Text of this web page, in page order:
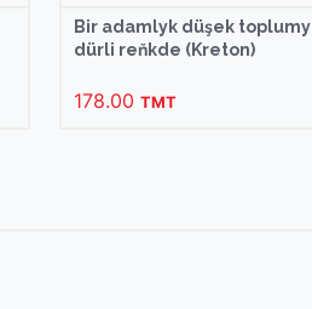
Bir adamlyk düşek toplumy
dürli reňkde (Kreton)
178.00TMT